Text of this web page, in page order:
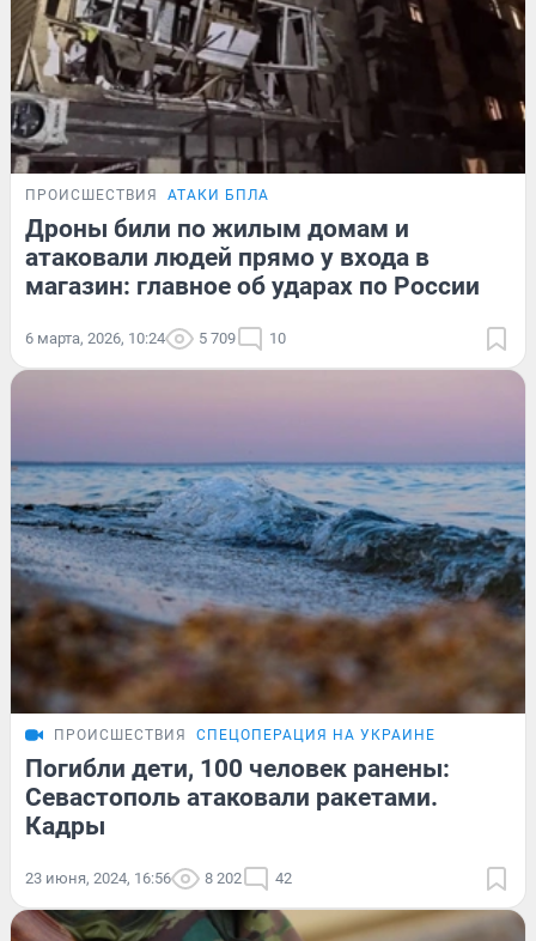
ПРОИСШЕСТВИЯ АТАКИ БПЛА
Дроны били по жилым домам и
атаковали людей прямо у входа в
магазин: главное об ударах по России
6 марта, 2026, 10:24 5 709 10
ПРОИСШЕСТВИЯ СПЕЦОПЕРАЦИЯ НА УКРАИНЕ
Погибли дети, 100 человек ранены:
Севастополь атаковали ракетами.
Кадры
23 июня, 2024, 16:56 8 202 42